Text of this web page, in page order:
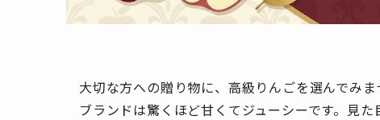
大切な方への贈り物に、高級りんごを選んでみ
ブランドは驚くほど甘くてジューシーです。見